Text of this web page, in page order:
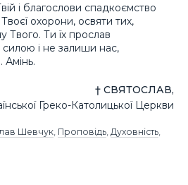
і благослови спадкоємство
охорони, освяти тих,
Ти їх прослав
і не залиши нас,
† СВЯТОСЛАВ,
Греко-Католицької Церкви
Шевчук Проповідь Духовність